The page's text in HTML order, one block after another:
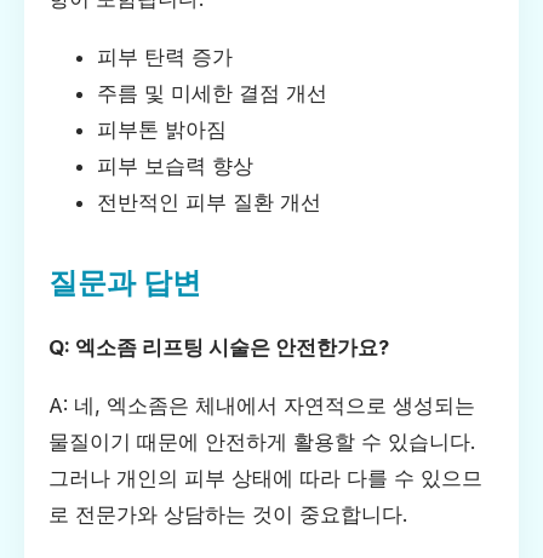
피부 탄력 증가
주름 및 미세한 결점 개선
피부톤 밝아짐
피부 보습력 향상
전반적인 피부 질환 개선
질문과 답변
Q: 엑소좀 리프팅 시술은 안전한가요?
A: 네, 엑소좀은 체내에서 자연적으로 생성되는
물질이기 때문에 안전하게 활용할 수 있습니다.
그러나 개인의 피부 상태에 따라 다를 수 있으므
로 전문가와 상담하는 것이 중요합니다.